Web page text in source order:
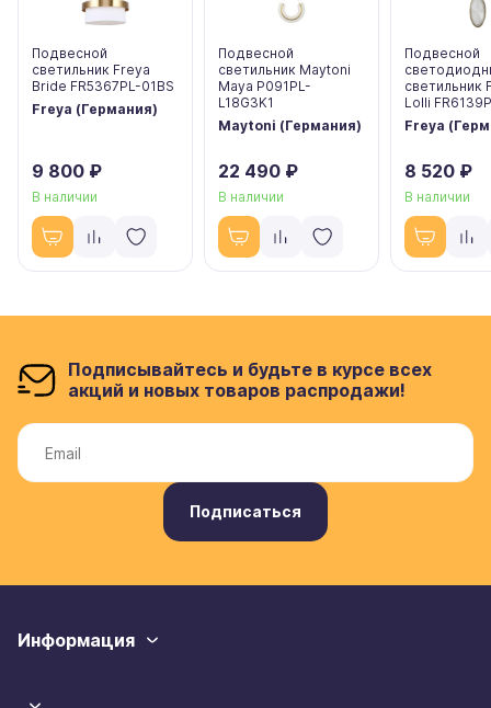
Подвесной
светильник Freya
Bride FR5367PL-01BS
Freya (Германия)
9 800 ₽
В наличии
Подвесной
светильник Maytoni
Maya P091PL-
L18G3K1
Maytoni (Германия)
22 490 ₽
В наличии
Подвесной
светильник
Lolli
Freya
8 520 ₽
В наличии
Подписывайтесь и будьте в курсе всех
акций и новых товаров распродажи!
Подписаться
Информация